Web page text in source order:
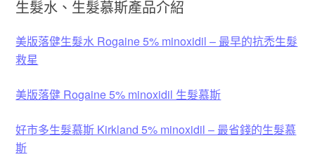
生髮水、生髮慕斯產品介紹
美版落健生髮水 Rogaine 5% minoxidil – 最早的抗禿生髮
救星
美版落健 Rogaine 5% minoxidil 生髮慕斯
好市多生髮慕斯 Kirkland 5% minoxidil – 最省錢的生髮慕
斯